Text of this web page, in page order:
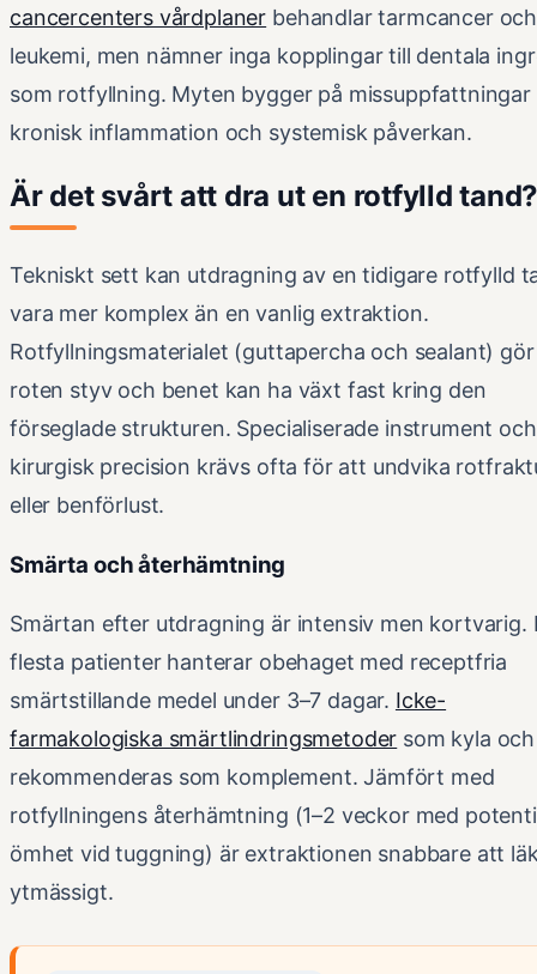
cancercenters vårdplaner behandlar tarmcancer och
leukemi, men nämner inga kopplingar till dentala
som rotfyllning. Myten bygger på missuppfattningar
kronisk inflammation och systemisk påverkan.
Är det svårt att dra ut en rotfylld
Tekniskt sett kan utdragning av en tidigare rotfylld
vara mer komplex än en vanlig extraktion.
Rotfyllningsmaterialet (guttapercha och sealant) gör
roten styv och benet kan ha växt fast kring den
förseglade strukturen. Specialiserade instrument och
kirurgisk precision krävs ofta för att undvika
eller benförlust.
Smärta och återhämtning
Smärtan efter utdragning är intensiv men kortvarig.
flesta patienter hanterar obehaget med receptfria
smärtstillande medel under 3–7 dagar. Icke-
farmakologiska smärtlindringsmetoder som kyla
rekommenderas som komplement. Jämfört med
rotfyllningens återhämtning (1–2 veckor med
ömhet vid tuggning) är extraktionen snabbare att
ytmässigt.